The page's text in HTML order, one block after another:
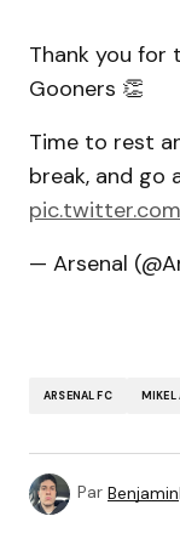
Thank you for
Gooners 👏
Time to rest
break, and go
— Arsenal
ARSENAL FC MIKEL
Par Benjamin